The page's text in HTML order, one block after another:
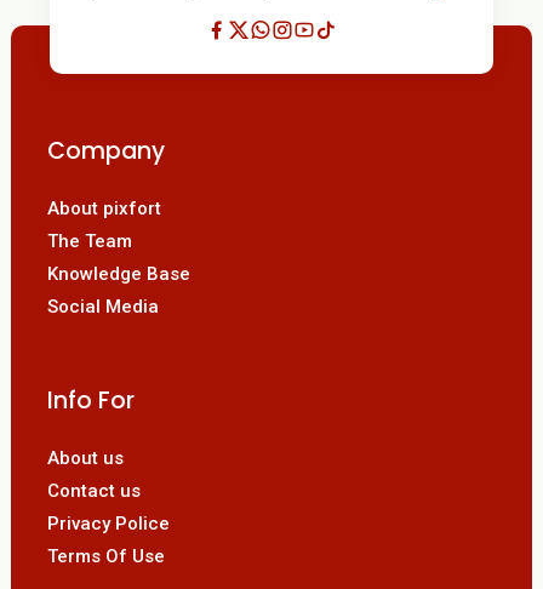
Company
About pixfort
The Team
Knowledge Base
Social Media
Info For
About us
Contact us
Privacy Police
Terms Of Use